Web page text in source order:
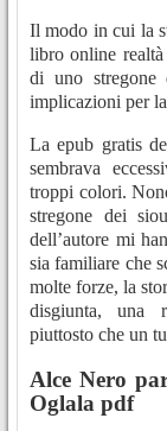
Il modo in cui la
libro online
di uno stregone
implicazioni per
La epub gratis
sembrava
troppi colori.
stregone dei
dell’autore mi
sia familiare che
molte forze, la
disgiunta, una
piuttosto che un
Alce Nero
Oglala pdf